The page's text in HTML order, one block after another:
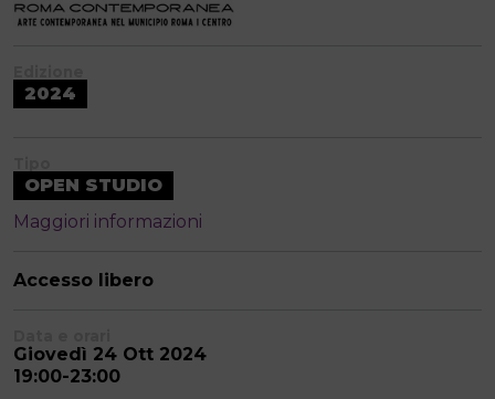
2024
OPEN STUDIO
Maggiori informazioni
Accesso libero
Giovedì 24 Ott 2024
19:00-23:00